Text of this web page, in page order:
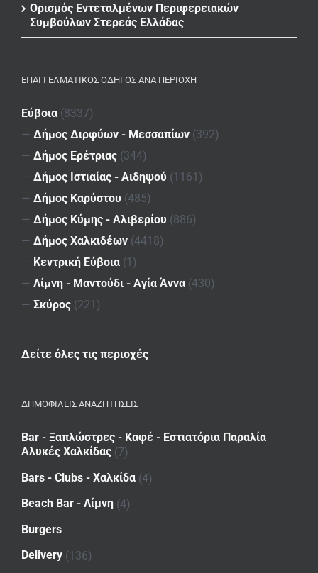
Ορισμός Εντεταλμένων Περιφερειακών
Συμβούλων Στερεάς Ελλάδας
ΕΠΑΓΓΕΛΜΑΤΙΚΌΣ ΟΔΗΓΌΣ ΑΝΆ ΠΕΡΙΟΧΉ
Εύβοια (8337)
— Δήμος Διρφύων - Μεσσαπίων (392)
— Δήμος Ερέτριας (344)
— Δήμος Ιστιαίας - Αιδηψού (1161)
— Δήμος Καρύστου (485)
— Δήμος Κύμης - Αλιβερίου (886)
— Δήμος Χαλκιδέων (4418)
— Κεντρική Εύβοια (1)
— Λίμνη - Μαντούδι - Αγία Άννα (430)
— Σκύρος (221)
Δείτε όλες τις περιοχές
ΔΗΜΟΦΙΛΕΙΣ ΑΝΑΖΗΤΗΣΕΙΣ
Bar - Ξαπλώστρες - Καφέ - Εστιατόρια Παραλία
Αλυκές Χαλκίδας (7)
Bars - Clubs - Χαλκίδα (4)
Beach Bar - Λίμνη (4)
Burgers
Delivery (136)